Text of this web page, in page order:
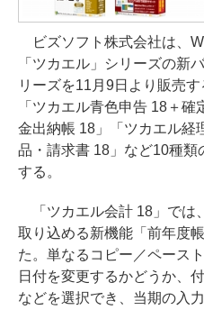
ビズソフト株式会社は、
「ツカエル」シリーズの新
リーズを11月9日より販売す
「ツカエル青色申告 18＋
金出納帳 18」「ツカエル経
品・請求書 18」など10種
する。
「ツカエル会計 18」では
取り込める新機能「前年度
た。単なるコピー／ペース
日付を変更するかどうか、
などを選択でき、当期の入